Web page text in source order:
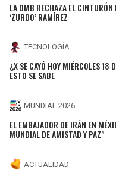
LA OMB RECHAZA EL
‘ZURDO’ RAMÍREZ
TECNOLOGÍA
¿X SE CAYÓ HOY MIÉRCOLES 18
ESTO SE SABE
MUNDIAL 2026
EL EMBAJADOR DE IRÁN EN
MUNDIAL DE AMISTAD Y PAZ"
ACTUALIDAD